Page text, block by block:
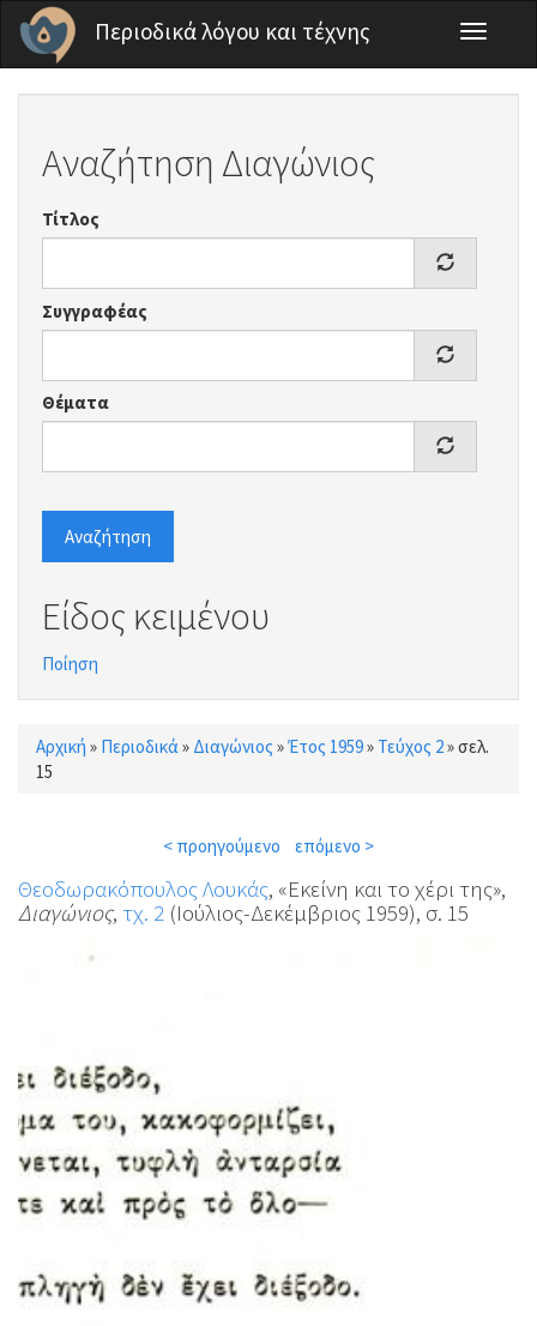
Παράκαμψη προς το κυρίως περιεχόμενο
Περιοδικά λόγου και τέχνης
Toggle
Αναζήτηση Διαγώνιος
Τίτλος
Συγγραφέας
Θέματα
Αναζήτηση
Είδος κειμένου
Ποίηση
Είστε εδώ
Αρχική » Περιοδικά » Διαγώνιος »Έτος 1959» Τεύχος 2»σελ.
15
< προηγούμενο επόμενο >
Θεοδωρακόπουλος Λουκάς, «Εκείνη και το χέρι της»,
Διαγώνιος, τχ. 2 (Ιούλιος-Δεκέμβριος 1959), σ. 15